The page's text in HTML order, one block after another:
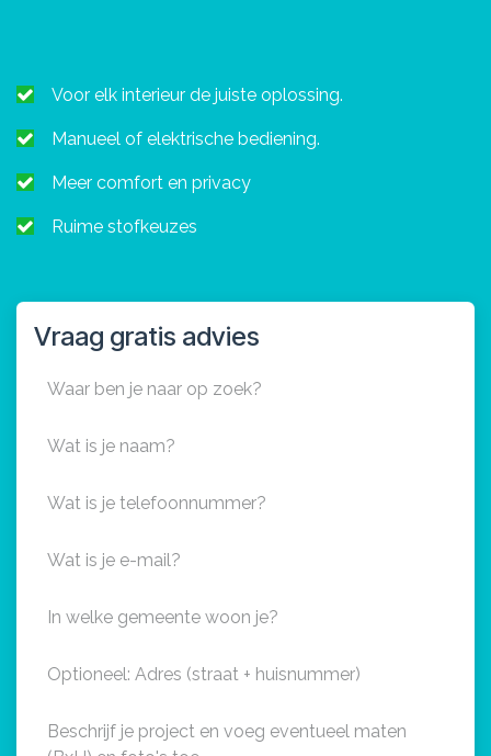
Voor elk interieur de juiste oplossing.
Manueel of elektrische bediening.
Meer comfort en privacy
Ruime stofkeuzes
Vraag gratis advies